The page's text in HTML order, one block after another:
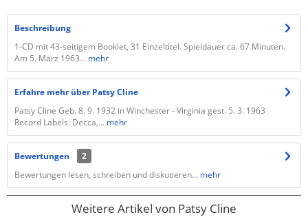
Beschreibung
1-CD mit 43-seitigem Booklet, 31 Einzeltitel. Spieldauer ca. 67 Minuten.
Am 5. März 1963... mehr
Erfahre mehr über Patsy Cline
Patsy Cline Geb. 8. 9. 1932 in Winchester - Virginia gest. 5. 3. 1963
Record Labels: Decca,... mehr
Bewertungen
2
Bewertungen lesen, schreiben und diskutieren... mehr
Weitere Artikel von Patsy Cline